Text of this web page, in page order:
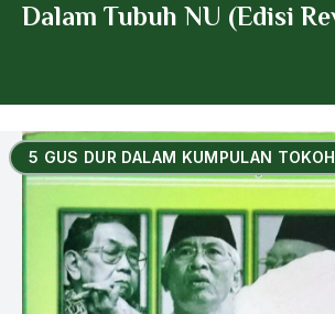
Dalam Tubuh NU (Edisi
5 GUS DUR DALAM KUMPULAN TOKOH